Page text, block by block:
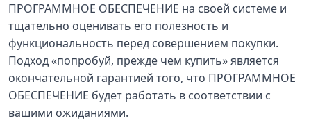
ПРОГРАММНОЕ ОБЕСПЕЧЕНИЕ на своей системе и
тщательно оценивать его полезность и
функциональность перед совершением покупки.
Подход «попробуй, прежде чем купить» является
окончательной гарантией того, что ПРОГРАММНОЕ
ОБЕСПЕЧЕНИЕ будет работать в соответствии с
вашими ожиданиями.